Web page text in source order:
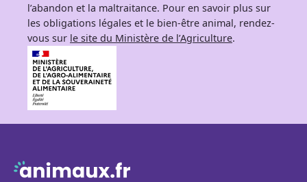
l’abandon et la maltraitance. Pour en savoir plus sur
les obligations légales et le bien-être animal, rendez-
vous sur le site du Ministère de l’Agriculture.